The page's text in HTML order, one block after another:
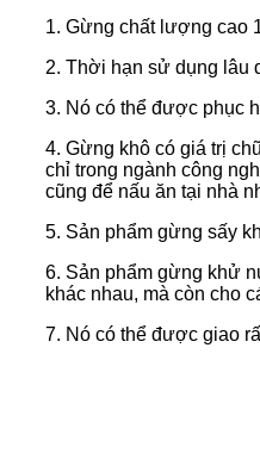
1. Gừng chất lượng cao
2. Thời hạn sử dụng lâu
3. Nó có thể được phục
4. Gừng khô có giá trị
chỉ trong ngành công
cũng để nấu ăn tại nhà
5. Sản phẩm gừng sấy
6. Sản phẩm gừng khử
khác nhau, mà còn cho
7. Nó có thể được giao